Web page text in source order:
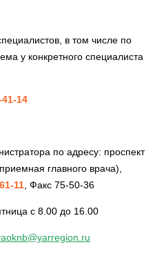
в том числе по
у конкретного специалиста
14
по адресу: проспект
главного врача),
11 , Факс 75-50-36
с 8.00 до 16.00